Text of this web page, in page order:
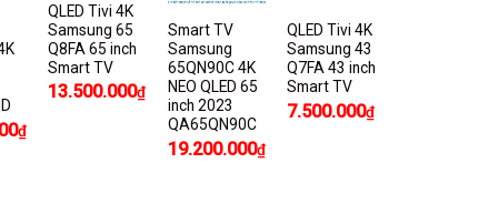
₫
QLED Tivi 4K
Samsung 65
Q8FA 65 inch
Smart TV
13.500.000₫
Smart TV
Samsung
65QN90C 4K
NEO QLED 65
inch 2023
QA65QN90C
19.200.000₫
QLED Tivi 4K
Samsung 43
Q7FA 43 inch
Smart TV
7.500.000₫